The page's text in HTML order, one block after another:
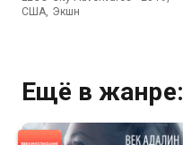
США, Экшн
Ещё в жанре: